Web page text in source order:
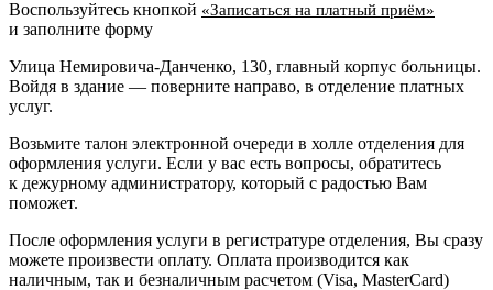
Воспользуйтесь кнопкой «Записаться на платный приём»
и заполните форму
Улица Немировича-Данченко, 130, главный корпус больницы.
Войдя в здание — поверните направо, в отделение платных
услуг.
Возьмите талон электронной очереди в холле отделения для
оформления услуги. Если у вас есть вопросы, обратитесь
к дежурному администратору, который с радостью Вам
поможет.
После оформления услуги в регистратуре отделения, Вы сразу
можете произвести оплату. Оплата производится как
наличным, так и безналичным расчетом (Visa, MasterCard)